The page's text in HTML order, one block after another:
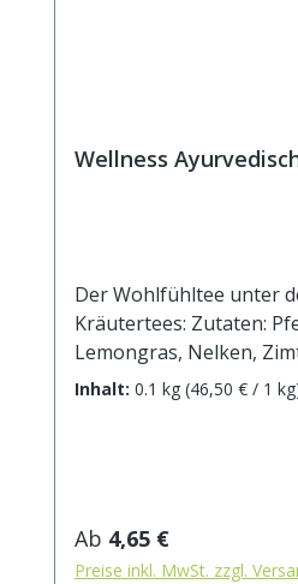
Wellness
Der Wohlfühltee unter
Kräutertees: Zutaten:
Lemongras, Nelken,
Ingwer, Cardamom,
ca. 15g Tee mit 1 l.
aufgiessen. Ziehzeit:
Inhalt: 0.1 kg (46,50 € / 1
Regulärer Preis:
Ab 4,65 €
Preise inkl. MwSt. zzgl.